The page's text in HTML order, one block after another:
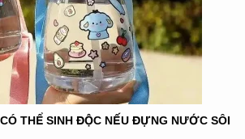
THỂ SINH ĐỘC NẾU ĐỰNG NƯỚC SÔI